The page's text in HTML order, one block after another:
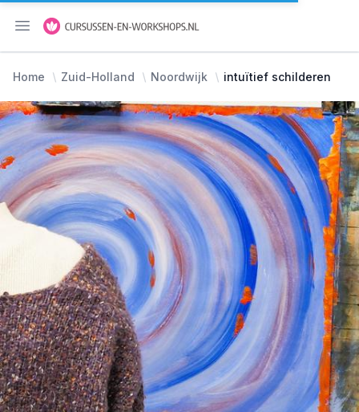
Menu openen
Home Zuid-Holland Noordwijk intuïtief schilderen